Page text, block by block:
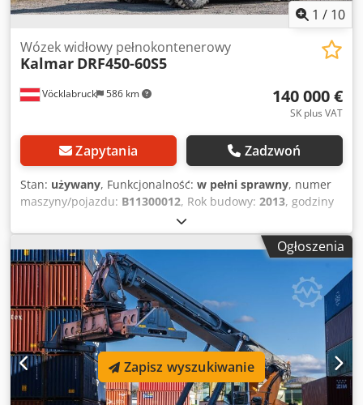
1 / 10
Vöcklabruck 586 km
Wózek widłowy pełnokontenerowy
Kalmar DRF450-60S5
140 000 €
SK plus VAT
Zapytania Zadzwoń
Stan: używany, Funkcjonalność: w pełni sprawny, numer
maszyny/pojazdu: B11300012, Rok budowy: 2013, godziny
45 000 kg
podnoszenia:15 000 mm, rodzaj paliwa:diesel, moc:256
kW (348,06 KM), masa własna:67 740 kg, typ napędu:
Diesel, Reachstacker do pełnych kontenerów Numer
podwozia: B11300012 Skrzynia biegów: ZF 5WG261 Stan:
Gotowy do pracy, w pełni sprawny Stan techniczny: dobry
Typ opon przednich: pneumatyczne Typ opon tylnych:
pneumatyczne Opis: NOWE OPONY!!! NEW TIRES !!!
Crsdpfx Ajzkczijkcsf
Ogłoszenia
Zapisz wyszukiwanie